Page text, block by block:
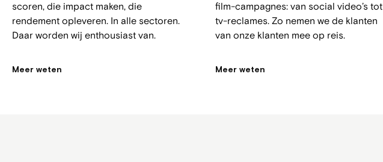
Download prijslijst Bekijk ons werk
scoren, die impact maken, die
rendement opleveren. In alle sectoren.
Daar worden wij enthousiast van.
Meer weten
film-campagnes: van social video’s tot
tv-reclames. Zo nemen we de klanten
van onze klanten mee op reis.
Meer weten